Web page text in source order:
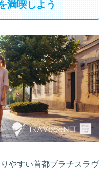
満喫しよう
やすい首都ブラチスラヴ